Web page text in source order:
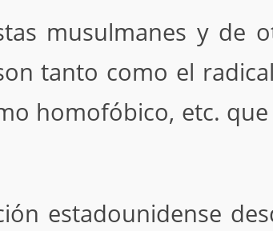
musulmanes y de
tanto como el
homofóbico, etc.
estadounidense